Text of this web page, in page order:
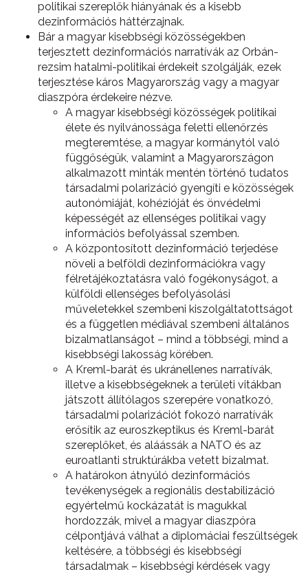
politikai szereplők hiányának és a kisebb
dezinformációs háttérzajnak.
Bár a magyar kisebbségi közösségekben
terjesztett dezinformációs narratívák az Orbán-
rezsim hatalmi-politikai érdekeit szolgálják, ezek
terjesztése káros Magyarország vagy a magyar
diaszpóra érdekeire nézve.
A magyar kisebbségi közösségek politikai
élete és nyilvánossága feletti ellenőrzés
megteremtése, a magyar kormánytól való
függőségük, valamint a Magyarországon
alkalmazott minták mentén történő tudatos
társadalmi polarizáció gyengíti e közösségek
autonómiáját, kohézióját és önvédelmi
képességét az ellenséges politikai vagy
információs befolyással szemben.
A központosított dezinformáció terjedése
növeli a belföldi dezinformációkra vagy
félretájékoztatásra való fogékonyságot, a
külföldi ellenséges befolyásolási
műveletekkel szembeni kiszolgáltatottságot
és a független médiával szembeni általános
bizalmatlanságot – mind a többségi, mind a
kisebbségi lakosság körében.
A Kreml-barát és ukránellenes narratívák,
illetve a kisebbségeknek a területi vitákban
játszott állítólagos szerepére vonatkozó,
társadalmi polarizációt fokozó narratívák
erősítik az euroszkeptikus és Kreml-barát
szereplőket, és aláássák a NATO és az
euroatlanti struktúrákba vetett bizalmat.
A határokon átnyúló dezinformációs
tevékenységek a regionális destabilizáció
egyértelmű kockázatát is magukkal
hordozzák, mivel a magyar diaszpóra
célpontjává válhat a diplomáciai feszültségek
keltésére, a többségi és kisebbségi
társadalmak – kisebbségi kérdések vagy